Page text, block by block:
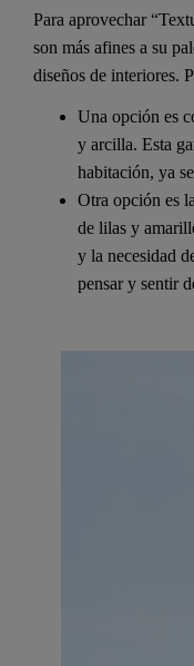
Para aprovechar
son más afines a su
diseños de interiores.
Una opción es
y arcilla. Esta
habitación, ya
Otra opción es
de lilas y
y la necesidad
pensar y sentir